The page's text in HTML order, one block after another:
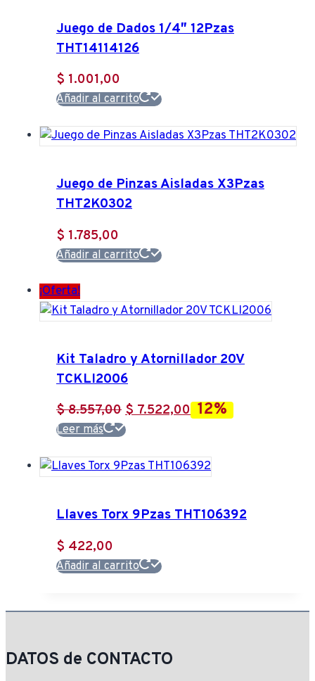
Juego de Dados 1/4″ 12Pzas
THT14114126
$ 1.001,00
Añadir al carrito
Juego de Pinzas Aisladas X3Pzas
THT2K0302
$ 1.785,00
Añadir al carrito
¡Oferta!
Kit Taladro y Atornillador 20V
TCKLI2006
$8.557,00 El
precio
era:
$7.522,00El
es:
12%
Leer más
Llaves Torx 9Pzas THT106392
$ 422,00
Añadir al carrito
DATOS de CONTACTO